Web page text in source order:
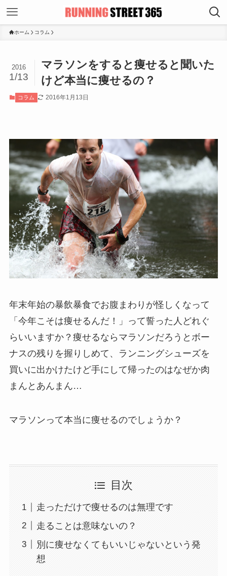
ホーム コラム
マラソンをすると痩せると聞いた
けど本当に痩せるの？
2016
1/13
コラム 2016年1月13日
年末年始の暴飲暴食でお腹まわりが怪しくなって
「今年こそは痩せるんだ！」って誓った人どれぐ
らいいますか？痩せるならマラソンだろうとボー
ナスの残りを握りしめて、ランニングシューズを
買いに出かけたけど手にして帰ったのはなぜか肉
まんとあんまん…
マラソンって本当に痩せるのでしょうか？
目次
走っただけで痩せるのは無理です
走ることは意味ないの？
別に痩せなくてもいいじゃないという発
想